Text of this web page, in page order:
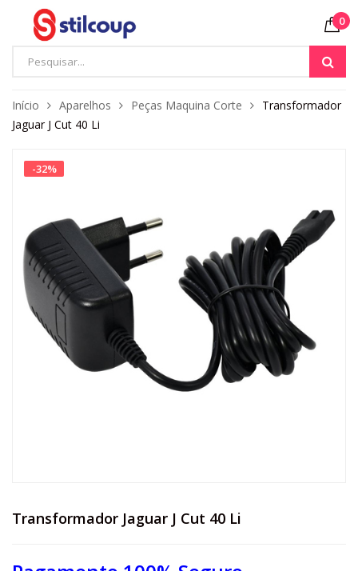
0
Início Aparelhos Peças Maquina Corte
Transformador
Jaguar J Cut 40 Li
-32%
Transformador Jaguar J Cut 40 Li